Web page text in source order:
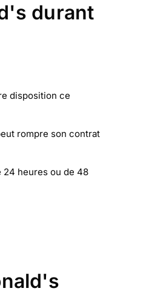
durant
disposition ce
rompre son contrat
24 heures ou de 48